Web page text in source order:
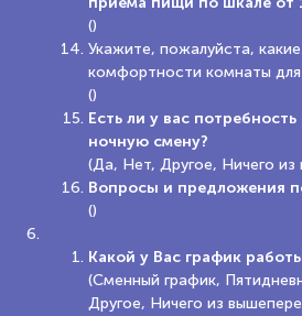
()
Укажите, пожалуйста,
комфортности комнаты
()
Есть ли у вас потребность
ночную смену?
(Да, Нет, Другое, Ничего из
Вопросы и предложения
()
Какой у Вас график
(Сменный график,
Другое, Ничего из